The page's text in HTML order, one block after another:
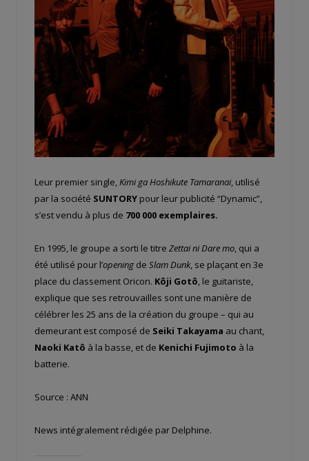
Leur premier single,Kimi ga Hoshikute Tamaranai, utilisé
par la société SUNTORY pour leur publicité “Dynamic”,
s’est vendu à plus de 700 000 exemplaires.
En 1995, le groupe a sorti le titre Zettai ni Dare mo, qui a
été utilisé pour l’opening de Slam Dunk, se plaçant en 3e
place du classement Oricon. Kôji Gotô, le guitariste,
explique que ses retrouvailles sont une manière de
célébrer les 25 ans de la création du groupe – qui au
demeurant est composé de Seiki Takayama au chant,
Naoki Katô à la basse, et de Kenichi Fujimoto à la
batterie.
Source : ANN
News intégralement rédigée par Delphine.